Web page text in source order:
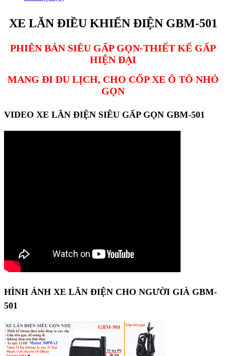
XE LĂN ĐIỀU KHIỂN ĐIỆN GBM-501
PHIÊN BẢN SIÊU GẤP GỌN-THIẾT KẾ GẤP
HIỆN ĐẠI
MANG ĐI DU LỊCH, CHO CỐP XE Ô TÔ NHỎ
GỌN
VIDEO XE LĂN ĐIỆN SIÊU GẤP GỌN GBM-501
HÌNH ẢNH XE LĂN ĐIỆN CHO NGƯỜI GIÀ GBM-
501